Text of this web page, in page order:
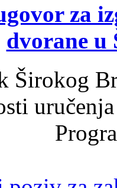
za
dvorane u
Širokog